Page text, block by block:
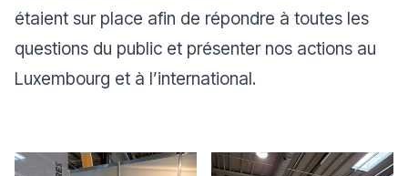
étaient sur place afin de répondre à toutes les
questions du public et présenter nos actions au
Luxembourg et à l’international.